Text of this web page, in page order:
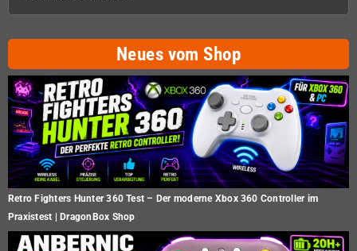
Neues vom Shop
Retro Fighters Hunter 360 Test – Der moderne Xbox 360 Controller im
Praxistest | DragonBox Shop